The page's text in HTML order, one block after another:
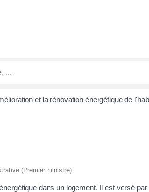
et la rénovation énergétique de
(Premier ministre)
dans un logement. Il est versé